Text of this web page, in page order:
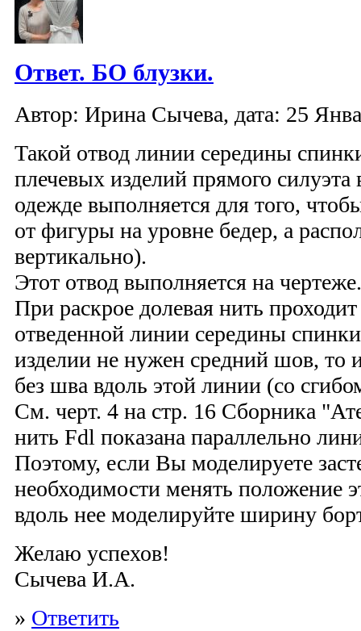
Ответ. БО блузки.
Автор: Ирина Сычева, дата: 25
Такой отвод линии середины
плечевых изделий прямого силуэта
одежде выполняется для того,
от фигуры на уровне бедер, а
вертикально).
Этот отвод выполняется на чертеже.
При раскрое долевая нить
отведенной линии середины
изделии не нужен средний шов, то
без шва вдоль этой линии (со
См. черт. 4 на стр. 16 Сборника
нить Fdl показана параллельно
Поэтому, если Вы моделируете
необходимости менять положение
вдоль нее моделируйте ширину
Желаю успехов!
Сычева И.А.
» Ответить